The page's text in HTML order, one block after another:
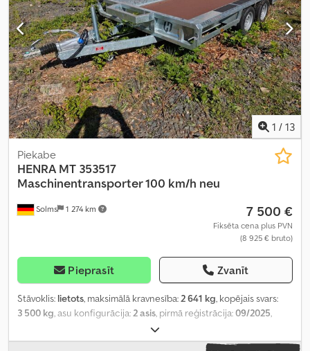
1 / 13
Solms 1 274 km
Piekabe
HENRA MT 353517
Maschinentransporter 100 km/h neu
7 500 €
Fiksēta cena plus PVN
(8 925 € bruto)
Pieprasīt Zvanīt
Stāvoklis: lietots, maksimālā kravnesība: 2 641 kg, kopējais svars:
3 500 kg , asu konfigurācija: 2 asis , pirmā reģistrācija:09/2025